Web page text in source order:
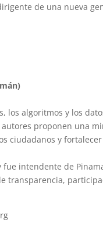
de una nueva
los algoritmos y los
proponen una
ciudadanos y fortalecer
fue intendente de
transparencia,